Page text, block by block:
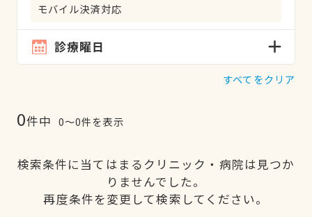
モバイル決済対応
診療曜日
すべてをクリア
0件中 0〜0件を表示
検索条件に当てはまるクリニック・病院は見つか
りませんでした。
再度条件を変更して検索してください。